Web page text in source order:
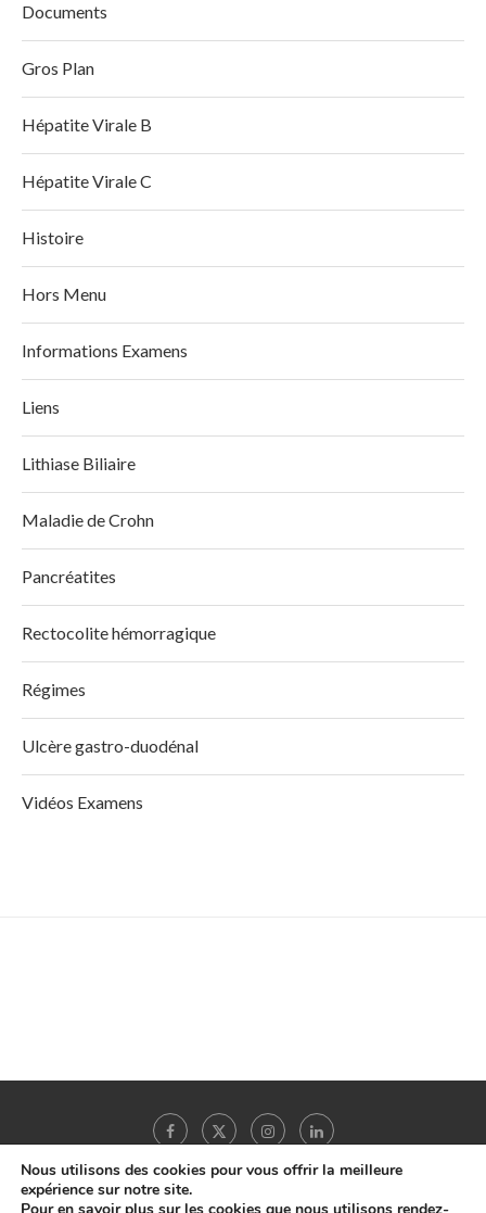
Documents
Gros Plan
Hépatite Virale B
Hépatite Virale C
Histoire
Hors Menu
Informations Examens
Liens
Lithiase Biliaire
Maladie de Crohn
Pancréatites
Rectocolite hémorragique
Régimes
Ulcère gastro-duodénal
Vidéos Examens
Nous utilisons des cookies pour vous offrir la meilleure
expérience sur notre site.